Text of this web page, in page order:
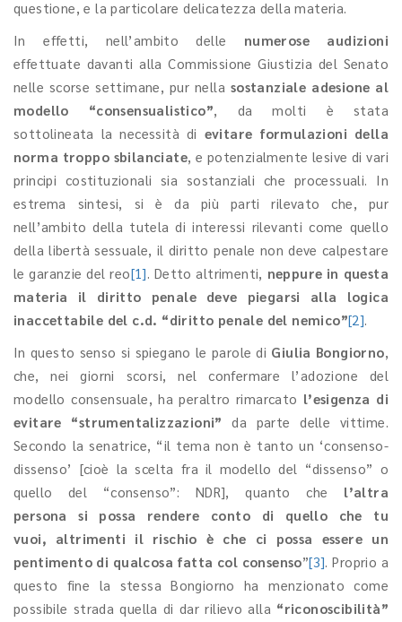
questione, e la particolare delicatezza della materia.
In effetti, nell’ambito delle numerose audizioni
effettuate davanti alla Commissione Giustizia del Senato
nelle scorse settimane, pur nella sostanziale adesione al
modello “consensualistico”, da molti è stata
sottolineata la necessità di evitare formulazioni della
norma troppo sbilanciate, e potenzialmente lesive di vari
principi costituzionali sia sostanziali che processuali. In
estrema sintesi, si è da più parti rilevato che, pur
nell’ambito della tutela di interessi rilevanti come quello
della libertà sessuale, il diritto penale non deve calpestare
le garanzie del reo[1]. Detto altrimenti, neppure in questa
materia il diritto penale deve piegarsi alla logica
inaccettabile del c.d. “diritto penale del nemico”[2].
In questo senso si spiegano le parole di Giulia Bongiorno,
che, nei giorni scorsi, nel confermare l’adozione del
modello consensuale, ha peraltro rimarcato l’esigenza di
evitare “strumentalizzazioni” da parte delle vittime.
Secondo la senatrice, “il tema non è tanto un ‘consenso-
dissenso’ [cioè la scelta fra il modello del “dissenso” o
quello del “consenso”: NDR], quanto che l’altra
persona si possa rendere conto di quello che tu
vuoi, altrimenti il rischio è che ci possa essere un
pentimento di qualcosa fatta col consenso”[3]. Proprio a
questo fine la stessa Bongiorno ha menzionato come
possibile strada quella di dar rilievo alla “riconoscibilità”